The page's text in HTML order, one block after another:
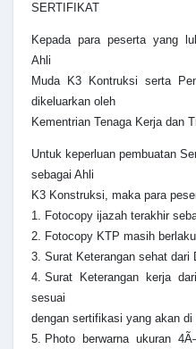
SERTIFIKAT
Kepada para peserta yang
Ahli
Muda K3 Kontruksi serta
dikeluarkan oleh
Kementrian Tenaga Kerja dan
Untuk keperluan pembuatan
sebagai Ahli
K3 Konstruksi, maka para
1. Fotocopy ijazah terakhir
2. Fotocopy KTP masih berlaku
3. Surat Keterangan sehat dari
4. Surat Keterangan kerja
sesuai
dengan sertifikasi yang akan di
5. Photo berwarna ukuran